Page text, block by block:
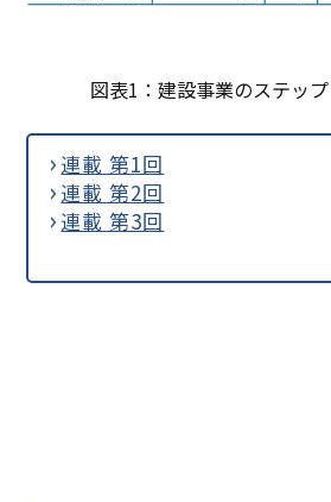
図表1：建設事業のステッ
連載 第1回
連載 第2回
連載 第3回